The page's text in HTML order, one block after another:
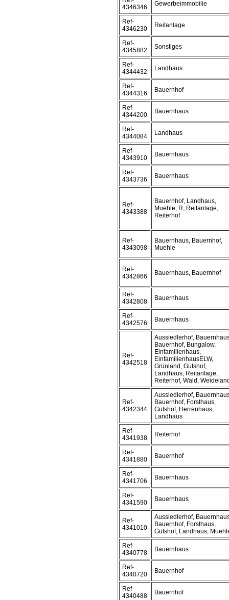
4346346
Gewerbeimmobilie
Ref-
4346230
Reitanlage
Ref-
4345882
Sonstiges
Ref-
4344432
Landhaus
Ref-
4344316
Bauernhof
Ref-
4344200
Bauernhaus
Ref-
4344084
Landhaus
Ref-
4343910
Bauernhaus
Ref-
4343736
Bauernhaus
Ref-
4343388
Bauernhof, Landhaus,
Muehle, R, Reitanlage,
Reiterhof
Ref-
4343098
Bauernhaus, Bauernhof,
Muehle
Ref-
4342866
Bauernhaus, Bauernhof
Ref-
4342808
Bauernhaus
Ref-
4342576
Bauernhaus
Ref-
4342518
Aussiedlerhof,
Bauernhof, Bungalow,
Einfamilienhaus,
EinfamilienhausELW,
Grünland, Gutshof,
Landhaus, Reitanlage,
Reiterhof, Wald,
Ref-
4342344
Aussiedlerhof,
Bauernhof, Forsthaus,
Gutshof, Herrenhaus,
Landhaus
Ref-
4341938
Reiterhof
Ref-
4341880
Bauernhof
Ref-
4341706
Bauernhaus
Ref-
4341590
Bauernhaus
Ref-
4341010
Aussiedlerhof,
Bauernhof, Forsthaus,
Gutshof, Landhaus,
Ref-
4340778
Bauernhaus
Ref-
4340720
Bauernhof
Ref-
4340488
Bauernhof